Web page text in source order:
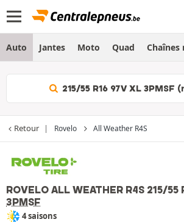
Auto Jantes Moto Quad Chaînes
215/55 R16 97V XL
Retour Rovelo All Weather R4S
ROVELO ALL WEATHER R4S 215/55
3PMSF
4 saisons